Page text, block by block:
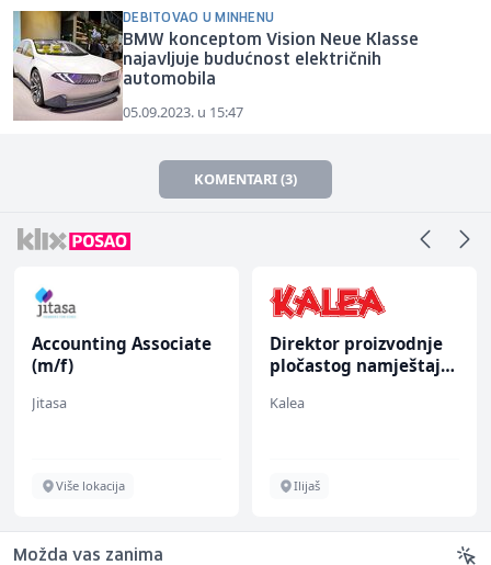
DEBITOVAO U MINHENU
BMW konceptom Vision Neue Klasse
najavljuje budućnost električnih
automobila
05.09.2023. u 15:47
KOMENTARI (3)
Accounting Associate
(m/f)
Jitasa
Više lokacija
Direktor proizvodnje
pločastog namještaja
Kalea
Ilijaš
Možda vas zanima